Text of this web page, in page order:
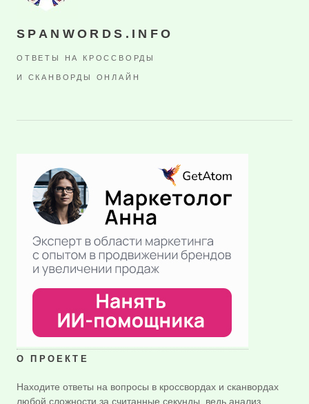
SPANWORDS.INFO
ОТВЕТЫ НА КРОССВОРДЫ
И СКАНВОРДЫ ОНЛАЙН
О ПРОЕКТЕ
Находите ответы на вопросы в кроссвордах и сканвордах
любой сложности за считанные секунды, ведь анализ